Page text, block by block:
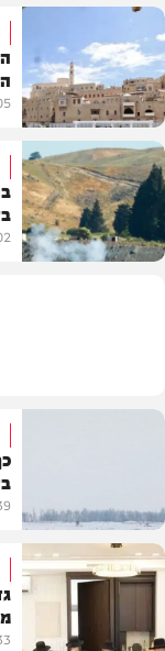
פוליטי
מזג האוויר